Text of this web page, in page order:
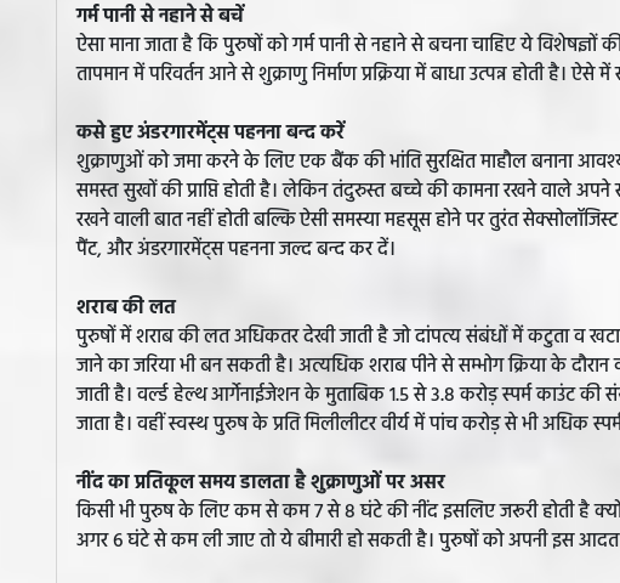
गर्म पानी से नहाने से बचें
ऐसा माना जाता है कि पुरुषों को गर्म पानी से नहाने से बचना चाहिए ये
तापमान में परिवर्तन आने से शुक्राणु निर्माण प्रक्रिया में बाधा उत्पन्न होती है। ऐसे
कसे हुए अंडरगारमेंट्स पहनना बन्द करें
शुक्राणुओं को जमा करने के लिए एक बैंक की भांति सुरक्षित माहौल बनाना आवश्यक
समस्त सुखों की प्राप्ति होती है। लेकिन तंदुरुस्त बच्चे की कामना रखने वाले
रखने वाली बात नहीं होती बल्कि ऐसी समस्या महसूस होने पर तुरंत
पैंट, और अंडरगारमेंट्स पहनना जल्द बन्द कर दें।
शराब की लत
पुरुषों में शराब की लत अधिकतर देखी जाती है जो दांपत्य संबंधों में कटुता व
जाने का जरिया भी बन सकती है। अत्यधिक शराब पीने से सम्भोग क्रिया के
जाती है। वर्ल्ड हेल्थ आर्गेनाईजेशन के मुताबिक 1.5 से 3.8 करोड़ स्पर्म काउंट की
जाता है। वहीं स्वस्थ पुरुष के प्रति मिलीलीटर वीर्य में पांच करोड़ से भी अधिक
नींद का प्रतिकूल समय डालता है शुक्राणुओं पर असर
किसी भी पुरुष के लिए कम से कम 7 से 8 घंटे की नींद इसलिए जरूरी होती है
अगर 6 घंटे से कम ली जाए तो ये बीमारी हो सकती है। पुरुषों को अपनी इस